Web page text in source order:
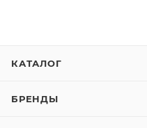
КАТАЛОГ
БРЕНДЫ